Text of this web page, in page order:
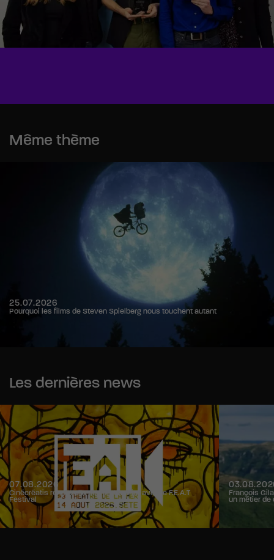
Même thème
25.07.2026
Pourquoi les films de Steven Spielberg nous touchent autant
Les dernières news
07.08.2026
Cinécréatis renouvelle son partenariat avec le F.E.A.T
Festival
François
un métier de